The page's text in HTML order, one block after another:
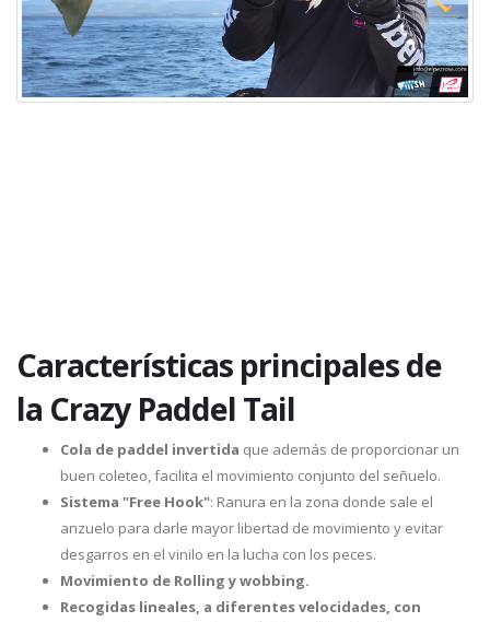
Características principales de
la Crazy Paddel Tail
Cola de paddel invertida que además de proporcionar un
buen coleteo, facilita el movimiento conjunto del señuelo.
Sistema "Free Hook": Ranura en la zona donde sale el
anzuelo para darle mayor libertad de movimiento y evitar
desgarros en el vinilo en la lucha con los peces.
Movimiento de Rolling y wobbing.
Recogidas lineales, a diferentes velocidades, con